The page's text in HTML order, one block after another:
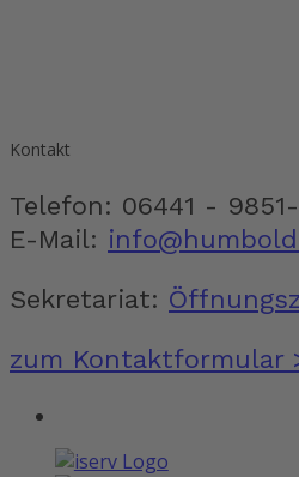
Kontakt
Telefon: 06441 -
E-Mail:
Sekretariat:
zum Kontaktformular